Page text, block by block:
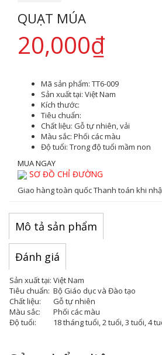
QUẠT MÚA
20,000₫
Mã sản phẩm: TT6-009
Sản xuất tại: Việt Nam
Kích thước:
Tiêu chuẩn:
Chất liệu: Gỗ tự nhiên, vải
Màu sắc: Phối các màu
Độ tuổi: Trong độ tuổi mầm non
MUA NGAY
SƠ ĐỒ CHỈ ĐƯỜNG
Giao hàng toàn quốcThanh toán khi
Mô tả sản phẩm
Đánh giá
Sản xuất tại: Việt Nam
Tiêu chuẩn: Bộ Giáo dục và Đào tạo
Chất liệu:
Gỗ tự nhiên
Màu sắc:
Phối các màu
Độ tuổi:
18 tháng tuổi, 2 tuổi, 3 tuổi, 4